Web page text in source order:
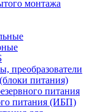
монтажа
преобразователи
питания)
питания
питания (ИБП)